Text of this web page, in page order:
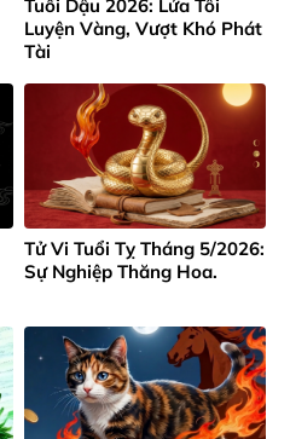
Tuổi Dậu 2026: Lửa Tôi
Luyện Vàng, Vượt Khó Phát
Tài
Tử Vi Tuổi Tỵ Tháng 5/2026:
Sự Nghiệp Thăng Hoa.